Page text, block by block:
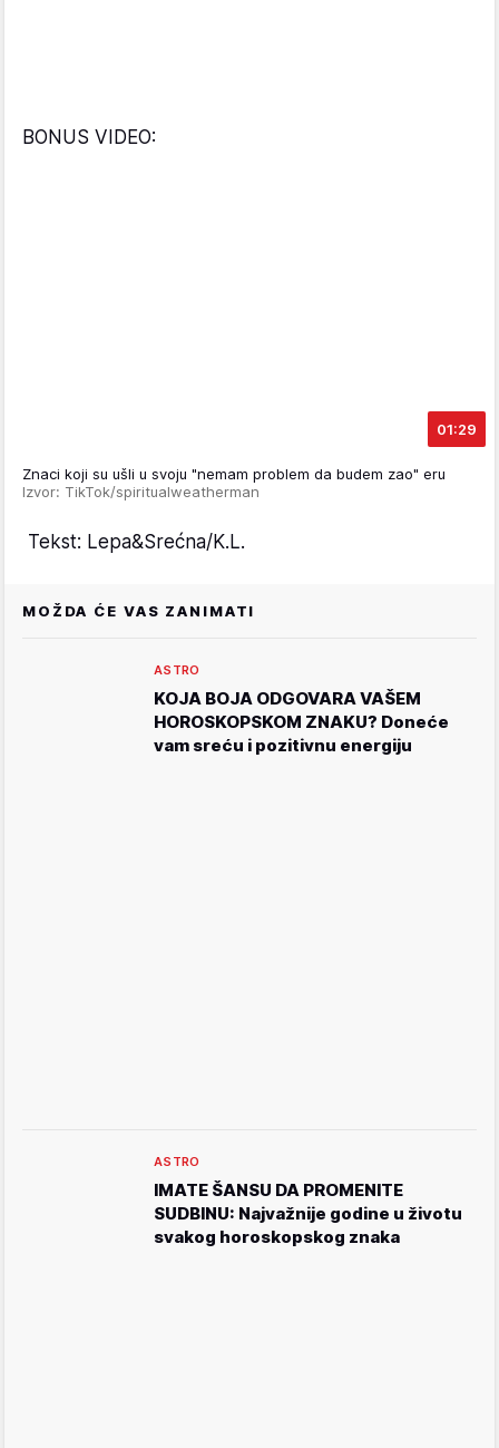
BONUS VIDEO:
01:29
Znaci koji su ušli u svoju "nemam problem da budem zao" eru
Izvor: TikTok/spiritualweatherman
Tekst: Lepa&Srećna/K.L.
MOŽDA ĆE VAS ZANIMATI
ASTRO
KOJA BOJA ODGOVARA VAŠEM
HOROSKOPSKOM ZNAKU? Doneće
vam sreću i pozitivnu energiju
ASTRO
IMATE ŠANSU DA PROMENITE
SUDBINU: Najvažnije godine u životu
svakog horoskopskog znaka